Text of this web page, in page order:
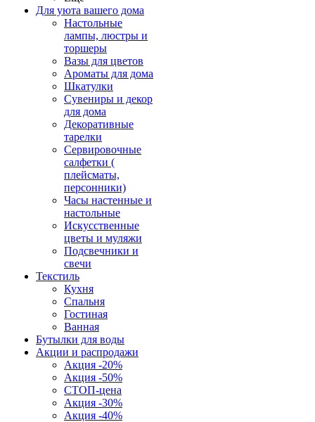
Для уюта вашего дома
Настольные
лампы, люстры и
торшеры
Вазы для цветов
Ароматы для дома
Шкатулки
Сувениры и декор
для дома
Декоративные
тарелки
Сервировочные
салфетки (
плейсматы,
персонники)
Часы настенные и
настольные
Искусственные
цветы и муляжи
Подсвечники и
свечи
Текстиль
Кухня
Спальня
Гостиная
Ванная
Бутылки для воды
Акции и распродажи
Акция -20%
Акция -50%
СТОП-цена
Акция -30%
Акция -40%